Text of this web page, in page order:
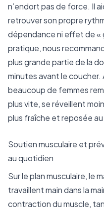
n’endort pas de force. Il
retrouver son propre
dépendance ni effet de «
pratique, nous
plus grande partie de la
minutes avant le coucher.
beaucoup de femmes
plus vite, se réveillent
plus fraîche et reposée au
Soutien musculaire et
au quotidien
Sur le plan musculaire, le
travaillent main dans la
contraction du muscle,